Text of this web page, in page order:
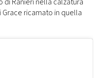
Grace ricamato in quella